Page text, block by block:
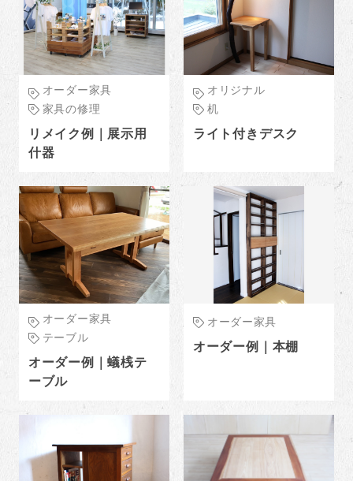
オーダー家具
家具の修理
リメイク例｜展示用
什器
オリジナル
机
ライト付きデスク
オーダー家具
テーブル
オーダー例｜蟻桟テ
ーブル
オーダー家具
オーダー例｜本棚